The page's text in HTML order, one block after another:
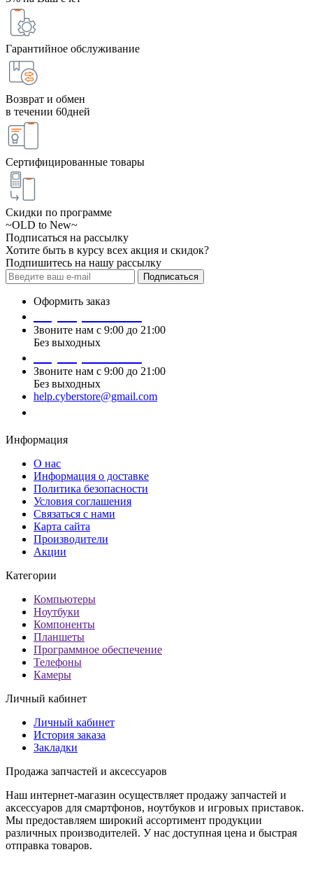
Гарантийное обслуживание
Возврат и обмен
в течении 60дней
Сертифицированные товары
Скидки по программе
~OLD to New~
Подписаться на рассылку
Хотите быть в курсу всех акция и скидок?
Подпишитесь на нашу рассылку
Подписаться
Оформить заказ
Звоните нам с 9:00 до 21:00
Без выходных
Звоните нам с 9:00 до 21:00
Без выходных
help.cyberstore@gmail.com
Информация
О нас
Информация о доставке
Политика безопасности
Условия соглашения
Связаться с нами
Карта сайта
Производители
Акции
Категории
Компьютеры
Ноутбуки
Компоненты
Планшеты
Программное обеспечение
Телефоны
Камеры
Личный кабинет
Личный кабинет
История заказа
Закладки
Продажа запчастей и аксессуаров
Наш интернет-магазин осуществляет продажу запчастей и
аксессуаров для смартфонов, ноутбуков и игровых приставок.
Мы предоставляем широкий ассортимент продукции
различных производителей. У нас доступная цена и быстрая
отправка товаров.